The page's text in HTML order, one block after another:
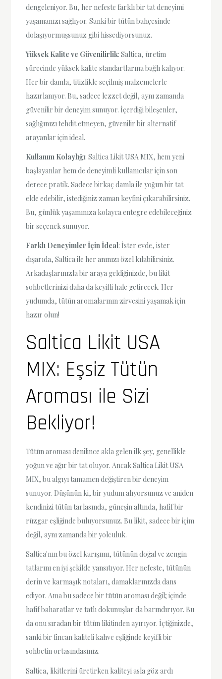
dengeleniyor. Bu, her nefeste farklı bir tat deneyimi
yaşamanızı sağlıyor. Sanki bir tütün bahçesinde
dolaşıyormuşsunuz gibi hissediyorsunuz.
Yüksek Kalite ve Güvenilirlik: Saltica, üretim
sürecinde yüksek kalite standartlarına bağlı kalıyor.
Her bir damla, titizlikle seçilmiş malzemelerle
hazırlanıyor. Bu, sadece lezzet değil, aynı zamanda
güvenilir bir deneyim sunuyor. İçerdiği bileşenler,
sağlığınızı tehdit etmeyen, güvenilir bir alternatif
arayanlar için ideal.
Kullanım Kolaylığı: Saltica Likit USA MIX, hem yeni
başlayanlar hem de deneyimli kullanıcılar için son
derece pratik. Sadece birkaç damla ile yoğun bir tat
elde edebilir, istediğiniz zaman keyfini çıkarabilirsiniz.
Bu, günlük yaşamınıza kolayca entegre edebileceğiniz
bir seçenek sunuyor.
Farklı Deneyimler İçin İdeal: İster evde, ister
dışarıda, Saltica ile her anınızı özel kılabilirsiniz.
Arkadaşlarınızla bir araya geldiğinizde, bu likit
sohbetlerinizi daha da keyifli hale getirecek. Her
yudumda, tütün aromalarının zirvesini yaşamak için
hazır olun!
Saltica Likit USA
MIX: Eşsiz Tütün
Aroması ile Sizi
Bekliyor!
Tütün aroması denilince akla gelen ilk şey, genellikle
yoğun ve ağır bir tat oluyor. Ancak Saltica Likit USA
MIX, bu algıyı tamamen değiştiren bir deneyim
sunuyor. Düşünün ki, bir yudum alıyorsunuz ve aniden
kendinizi tütün tarlasında, güneşin altında, hafif bir
rüzgar eşliğinde buluyorsunuz. Bu likit, sadece bir içim
değil, aynı zamanda bir yolculuk.
Saltica'nın bu özel karışımı, tütünün doğal ve zengin
tatlarını en iyi şekilde yansıtıyor. Her nefeste, tütünün
derin ve karmaşık notaları, damaklarınızda dans
ediyor. Ama bu sadece bir tütün aroması değil; içinde
hafif baharatlar ve tatlı dokunuşlar da barındırıyor. Bu
da onu sıradan bir tütün likitinden ayırıyor. İçtiğinizde,
sanki bir fincan kaliteli kahve eşliğinde keyifli bir
sohbetin ortasındasınız.
Saltica, likitlerini üretirken kaliteyi asla göz ardı